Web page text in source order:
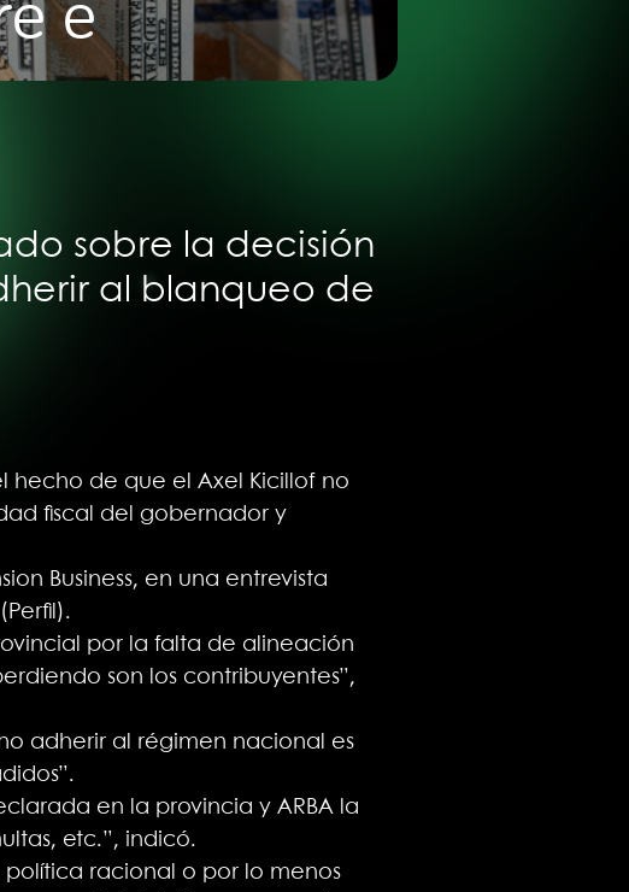
sobre la decisión
al blanqueo de
hecho de que el Axel Kicillof no
fiscal del gobernador y
Business, en una entrevista
por la falta de alineación
son los contribuyentes”,
adherir al régimen nacional es
en la provincia y ARBA la
etc.”, indicó.
racional o por lo menos